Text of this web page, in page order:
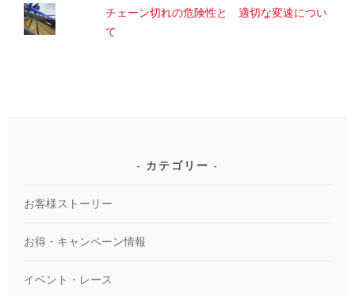
チェーン切れの危険性と 適切な変速につい
て
カテゴリー
お客様ストーリー
お得・キャンペーン情報
イベント・レース